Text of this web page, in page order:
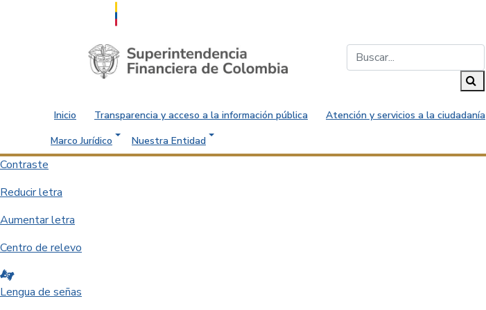
Saltar al contenido principal
Inicio Transparencia y acceso a la información pública Atención y servicios a la ciudadanía
Marco Jurídico
Nuestra Entidad
Contraste
Reducir letra
Aumentar letra
Centro de relevo
Lengua de señas